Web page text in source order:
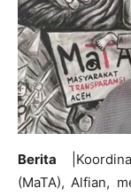
Berita
(MaTA), Alfian,